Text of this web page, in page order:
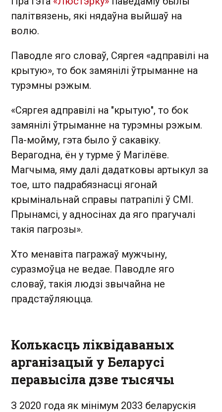
палітвязень, які нядаўна выйшаў на
волю.
Паводле яго словаў, Сяргея «адправілі на
крытую», то бок замянілі ўтрыманне на
турэмны рэжым.
«Сяргея адправілі на "крытую", то бок
замянілі ўтрыманне на турэмны рэжым.
Па-мойму, гэта было ў сакавіку.
Верагодна, ён у турме ў Магілёве.
Магчыма, яму далі дадатковы артыкул за
тое, што падрабязнасці ягонай
крымінальнай справы патрапілі ў СМІ.
Прынамсі, у адносінах да яго прагучалі
такія пагрозы».
Хто менавіта пагражаў мужчыну,
суразмоўца не ведае. Паводле яго
словаў, такія людзі звычайна не
прадстаўляюцца.
Колькасць ліквідаваных
арганізацый у Беларусі
перавысіла дзве тысячы
З 2020 года як мінімум 2033 беларускія